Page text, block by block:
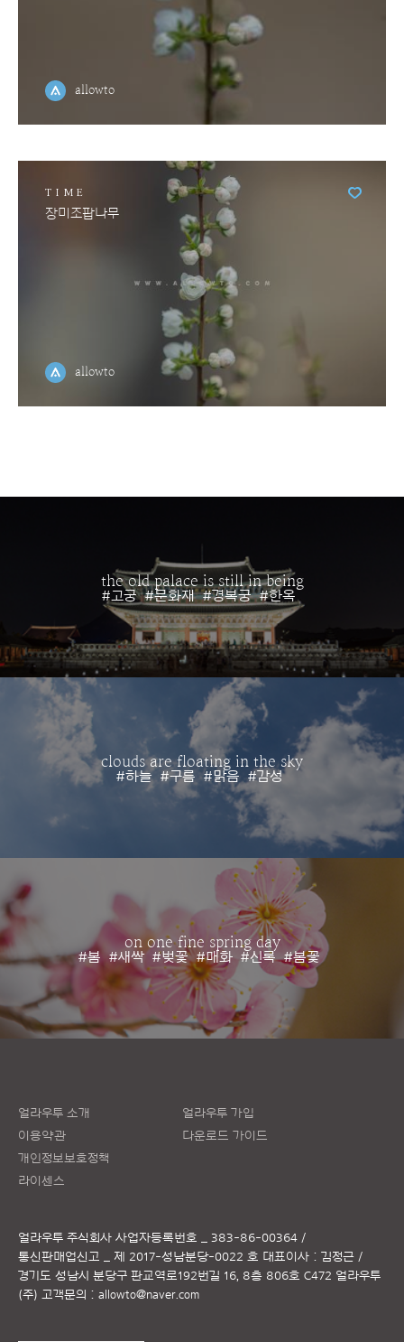
allowto
TIME
장미조팝나무
allowto
the old palace is still in being
#고궁 #문화재 #경복궁 #한옥
clouds are floating in the sky
#하늘 #구름 #맑음 #감성
on one fine spring day
#봄 #새싹 #벚꽃 #매화 #신록 #봄꽃
얼라우투 소개
이용약관
개인정보보호정책
라이센스
얼라우투 가입
다운로드 가이드
얼라우투 주식회사 사업자등록번호 _ 383-86-00364 /
통신판매업신고 _ 제 2017-성남분당-0022 호 대표이사 : 김정근 /
경기도 성남시 분당구 판교역로192번길 16, 8층 806호 C472 얼라우투
(주) 고객문의 : allowto@naver.com